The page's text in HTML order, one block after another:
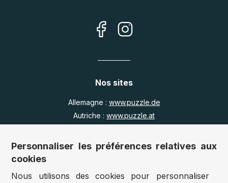
Nos sites
Allemagne : www.puzzle.de
Autriche : www.puzzle.at
Royaume Uni :
www.jigsawpuzzle.co.uk
Accès revendeurs / détaillants
Personnaliser les préférences relatives aux
cookies
Nous utilisons des cookies pour personnaliser